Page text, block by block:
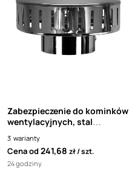
Zabezpieczenie do kominków
wentylacyjnych, stal
3 warianty
Cena od241,68 zł szt.
24 godziny